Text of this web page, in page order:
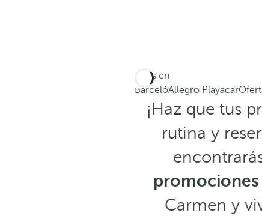
Estás en
BarcelóAllegro Playacar
¡Haz que tus
rutina y
promociones
Carmen y